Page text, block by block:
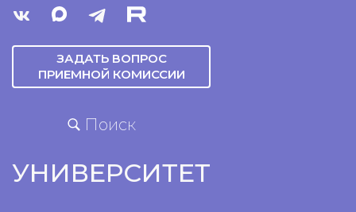
ЗАДАТЬ ВОПРОС
ПРИЕМНОЙ КОМИССИИ
Поиск
УНИВЕРСИТЕТ